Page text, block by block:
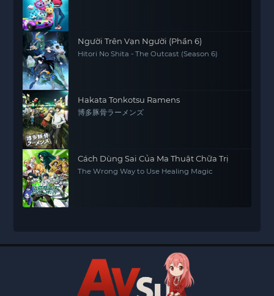
Người Trên Vạn Người (Phần 6)
Hitori No Shita - The Outcast (Season 6)
Hakata Tonkotsu Ramens
博多豚骨ラーメンズ
Cách Dùng Sai Của Ma Thuật Chữa Trị
The Wrong Way to Use Healing Magic